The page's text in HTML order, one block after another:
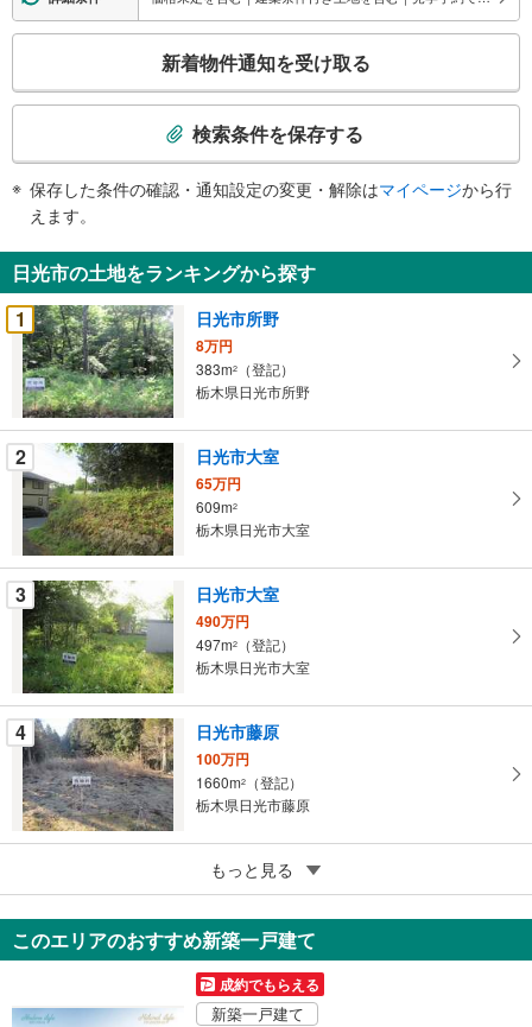
検
知
を
受
け
取
る
・
条
件
を
マ
イ
ペ
ー
に
保
存
す
る
新着物件通知を受け取る
検索条件を保存する
保存した条件の確認・通知設定の変更・解除はマイページから行
えます。
日光市の土地をランキングから探す
1
日光市所野
8万円
383m2
（登記）
栃木県日光市所野
2 日光市大室
65万円
609m2
栃木県日光市大室
3 日光市大室
490万円
497m2
（登記）
栃木県日光市大室
4 日光市藤原
100万円
1660m2
（登記）
栃木県日光市藤原
成約でもらえる
日光市板橋
180万円
215m2
栃木県日光市板橋
もっと見る
このエリアのおすすめ新築一戸建て
成約でもらえる
新築一戸建て